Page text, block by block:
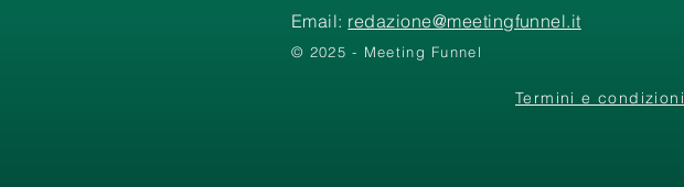
Email: redazione@meetingfunnel.it
© 2025 - Meeting Funnel
Termini e condizioni